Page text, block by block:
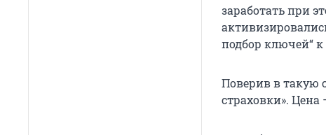
заработать при
подбор ключей“
Поверив в такую
страховки». Цена